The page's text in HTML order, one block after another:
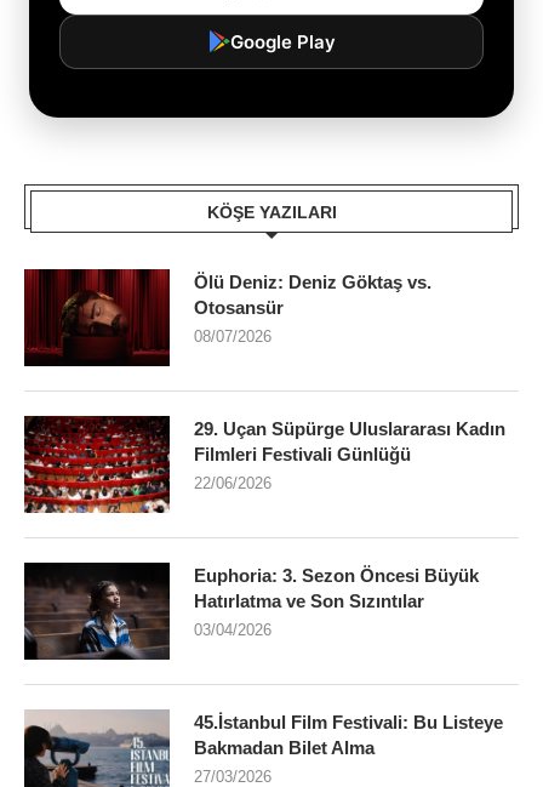
Google Play
KÖŞE YAZILARI
Ölü Deniz: Deniz Göktaş vs.
Otosansür
08/07/2026
29. Uçan Süpürge Uluslararası Kadın
Filmleri Festivali Günlüğü
22/06/2026
Euphoria: 3. Sezon Öncesi Büyük
Hatırlatma ve Son Sızıntılar
03/04/2026
45.İstanbul Film Festivali: Bu Listeye
Bakmadan Bilet Alma
27/03/2026